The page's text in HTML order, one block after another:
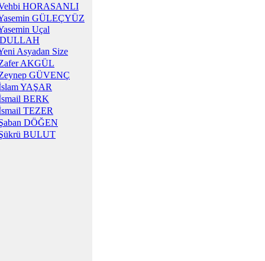
HORASANLI
GÜLEÇYÜZ
Uçal
Asyadan Size
AKGÜL
GÜVENÇ
YAŞAR
BERK
TEZER
DÖĞEN
BULUT